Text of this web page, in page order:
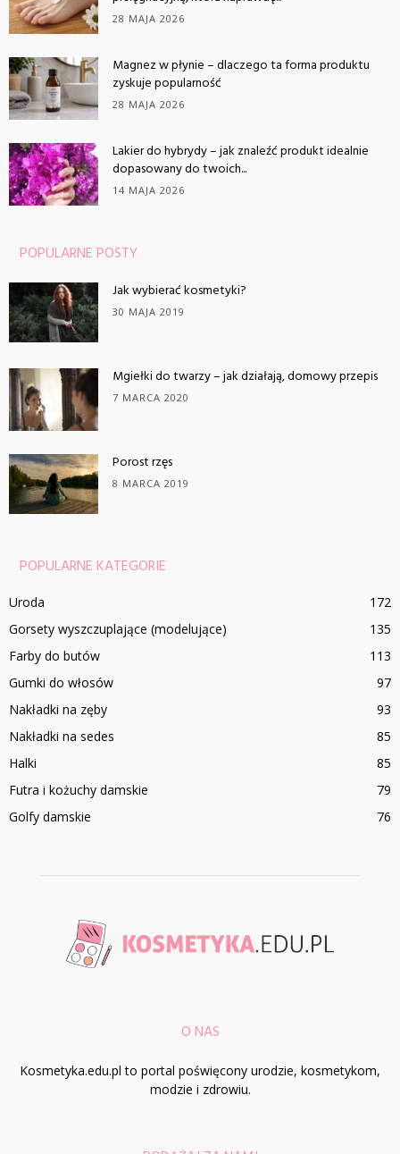
28 MAJA 2026
Magnez w płynie – dlaczego ta forma produktu
zyskuje popularność
28 MAJA 2026
Lakier do hybrydy – jak znaleźć produkt idealnie
dopasowany do twoich...
14 MAJA 2026
POPULARNE POSTY
Jak wybierać kosmetyki?
30 MAJA 2019
Mgiełki do twarzy – jak działają, domowy przepis
7 MARCA 2020
Porost rzęs
8 MARCA 2019
POPULARNE KATEGORIE
Uroda
172
Gorsety wyszczuplające (modelujące)
135
Farby do butów
113
Gumki do włosów
97
Nakładki na zęby
93
Nakładki na sedes
85
Halki
85
Futra i kożuchy damskie
79
Golfy damskie
76
O NAS
Kosmetyka.edu.pl to portal poświęcony urodzie, kosmetykom,
modzie i zdrowiu.